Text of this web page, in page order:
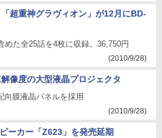
「超重神グラヴィオン」が12月にBD-
めた全25話を4枚に収録。36,750円
(2010/9/28)
像度の大型液晶プロジェクタ
向膜液晶パネルを採用
(2010/9/28)
ーカー「Z623」を発売延期